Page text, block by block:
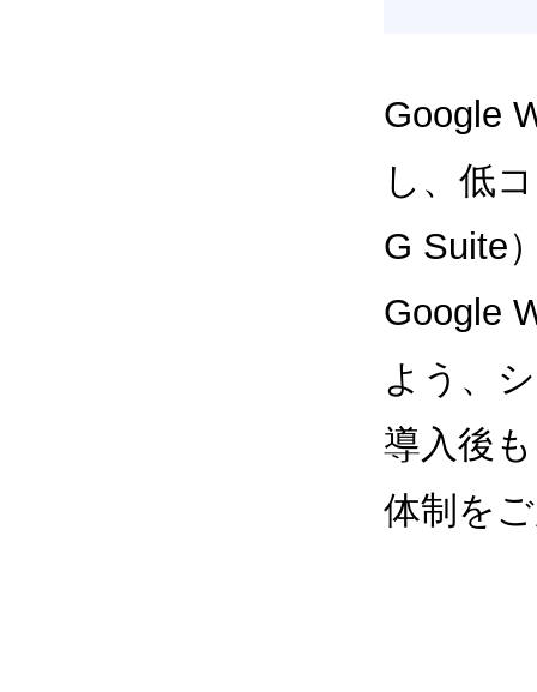
Google
し、低
G Suite
Google
よう、
導入後
体制を